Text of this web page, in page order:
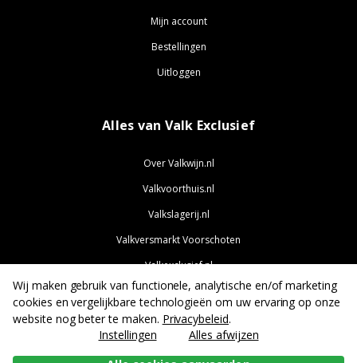
Mijn account
Bestellingen
Uitloggen
Alles van Valk Exclusief
Over Valkwijn.nl
Valkvoorthuis.nl
Valkslagerij.nl
Valkversmarkt Voorschoten
Valkexclusief.nl
Valkjobs.nl
Wij maken gebruik van functionele, analytische en/of marketing
cookies en vergelijkbare technologieën om uw ervaring op onze
website nog beter te maken. Privacybeleid.
Instellingen
Alles afwijzen